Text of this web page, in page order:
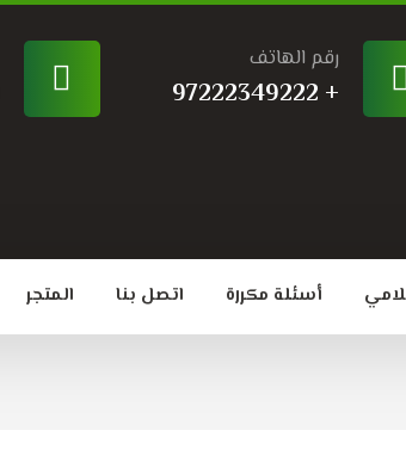
رقم الهاتف
+ 97222349222
أسئلة مكررة اتصل بنا المتجر